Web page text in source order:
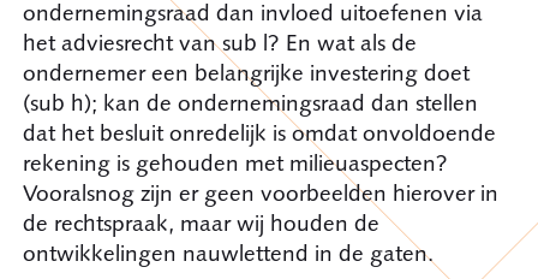
ondernemingsraad dan invloed uitoefenen via
het adviesrecht van sub l? En wat als de
ondernemer een belangrijke investering doet
(sub h); kan de ondernemingsraad dan stellen
dat het besluit onredelijk is omdat onvoldoende
rekening is gehouden met milieuaspecten?
Vooralsnog zijn er geen voorbeelden hierover in
de rechtspraak, maar wij houden de
ontwikkelingen nauwlettend in de gaten.